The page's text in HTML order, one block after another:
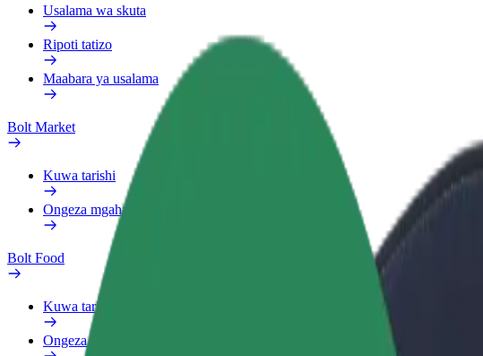
Usalama wa skuta
Ripoti tatizo
Maabara ya usalama
Bolt Market
Kuwa tarishi
Ongeza mgahawa au duka
Bolt Food
Kuwa tarishi
Ongeza mgahawa au duka